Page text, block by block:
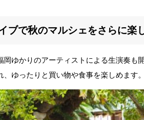
ブで秋のマルシェをさらに楽
岡ゆかりのアーティストによる生演奏も
、ゆったりと買い物や食事を楽しめます。